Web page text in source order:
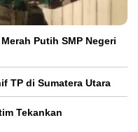
Putih SMP Negeri
TP di Sumatera Utara
Tekankan